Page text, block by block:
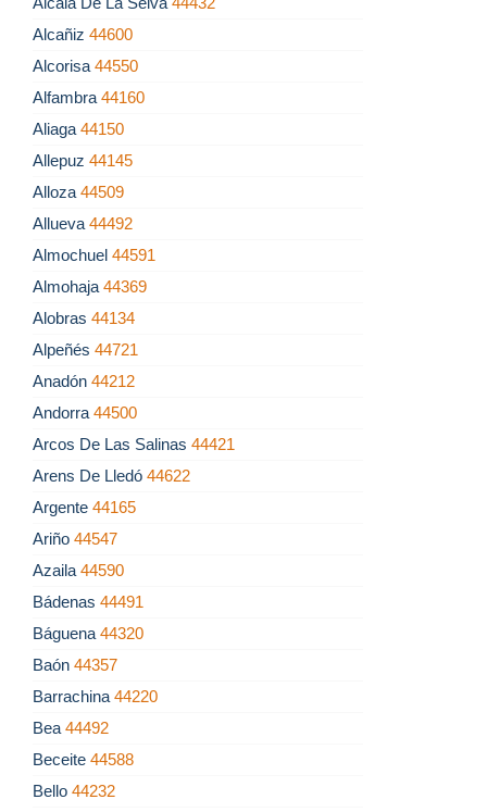
Alcañiz 44600
Alcorisa 44550
Alfambra 44160
Aliaga 44150
Allepuz 44145
Alloza 44509
Allueva 44492
Almochuel 44591
Almohaja 44369
Alobras 44134
Alpeñés 44721
Anadón 44212
Andorra 44500
Arcos De Las Salinas 44421
Arens De Lledó 44622
Argente 44165
Ariño 44547
Azaila 44590
Bádenas 44491
Báguena 44320
Baón 44357
Barrachina 44220
Bea 44492
Beceite 44588
Bello 44232